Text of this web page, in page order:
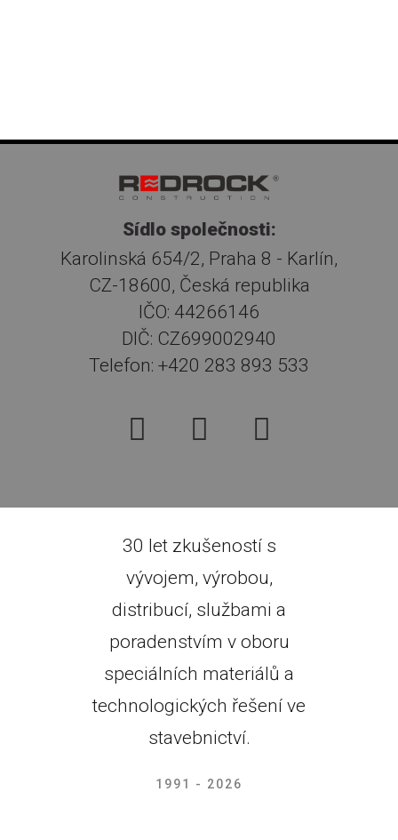
Sídlo společnosti:
Karolinská 654/2, Praha 8 - Karlín,
CZ-18600, Česká republika
IČO: 44266146
DIČ: CZ699002940
Telefon: +420 283 893 533
30 let zkušeností s
vývojem, výrobou,
distribucí, službami a
poradenstvím v oboru
speciálních materiálů a
technologických řešení ve
stavebnictví.
1991 - 2026